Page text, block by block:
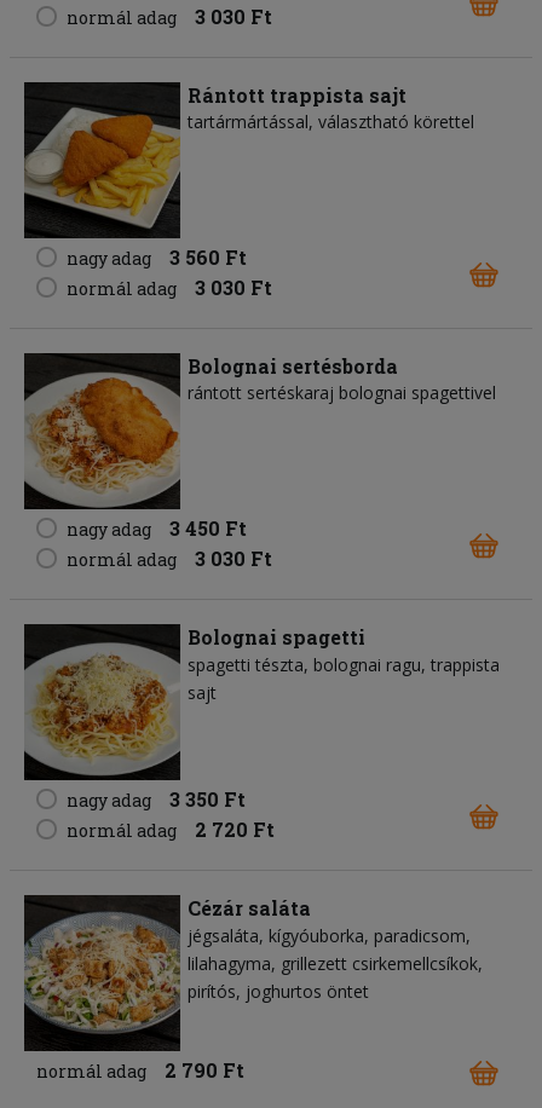
normál adag 3 030 Ft
Rántott trappista sajt
tartármártással, választható körettel
nagy adag 3 560 Ft
normál adag 3 030 Ft
Bolognai sertésborda
rántott sertéskaraj bolognai spagettivel
nagy adag 3 450 Ft
normál adag 3 030 Ft
Bolognai spagetti
spagetti tészta bolognai ragu trappista
sajt
nagy adag 3 350 Ft
normál adag 2 720 Ft
Cézár saláta
jégsaláta kígyóuborka paradicsom
lilahagyma grillezett csirkemellcsíkok
pirítós joghurtos öntet
normál adag 2 790 Ft